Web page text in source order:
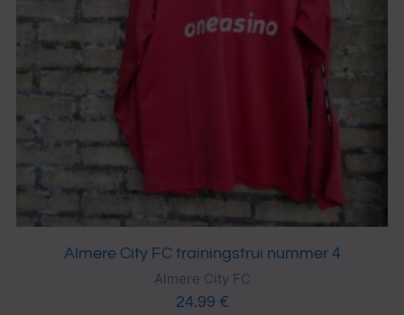
Almere City FC trainingstrui nummer 4
Almere City FC
24.99 €